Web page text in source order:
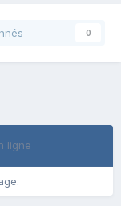
0
ligne